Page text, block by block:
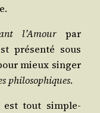
l’Amour par
pré­sen­té sous
mieux sin­ger
phi­lo­so­phiques.
est tout sim­ple­